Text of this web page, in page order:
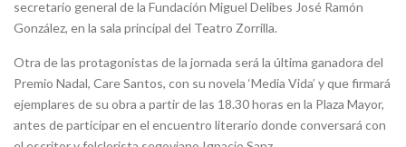
secretario general de la Fundación Miguel Delibes José Ramón
González, en la sala principal del Teatro Zorrilla.
Otra de las protagonistas de la jornada será la última ganadora del
Premio Nadal, Care Santos, con su novela ‘Media Vida’ y que firmará
ejemplares de su obra a partir de las 18.30 horas en la Plaza Mayor,
antes de participar en el encuentro literario donde conversará con